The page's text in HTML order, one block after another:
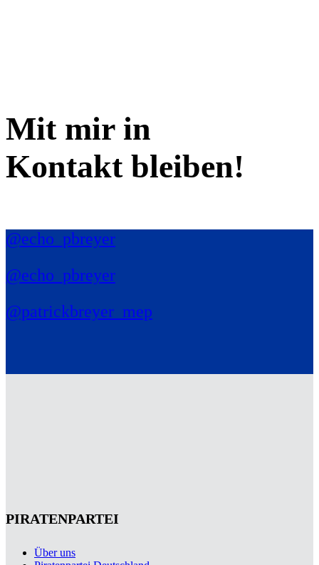
Mit mir in
Kontakt bleiben!
@echo_pbreyer
@echo_pbreyer
@patrickbreyer_mep
PIRATENPARTEI
Über uns